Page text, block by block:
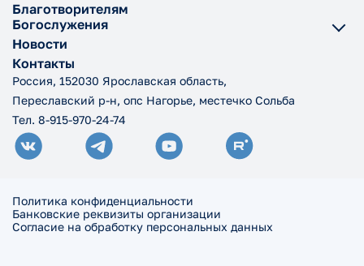
Благотворителям
Богослужения
Новости
Контакты
Россия, 152030 Ярославская область,
Переславский р-н, опс Нагорье, местечко Сольба
Тел. 8-915-970-24-74
Политика конфиденциальности
Банковские реквизиты организации
Согласие на обработку персональных данных